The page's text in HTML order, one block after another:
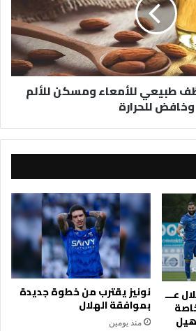
طبيعي للأمعاء ومسكن للألم
وخافض للحرارة
عـــ نونيز يقترب من خطوة جديدة
بموافقة الهلال
منذ يومين